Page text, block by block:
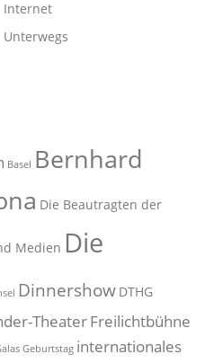
Internet
Unterwegs
Basel Bernhard
Die Beautragten der
Medien Die
Dinnershow DTHG
TheaterFreilichtbühne
Geburtstag internationales